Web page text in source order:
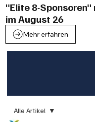
"Elite 8-
im August 26
Mehr erfahren
Alle Artikel